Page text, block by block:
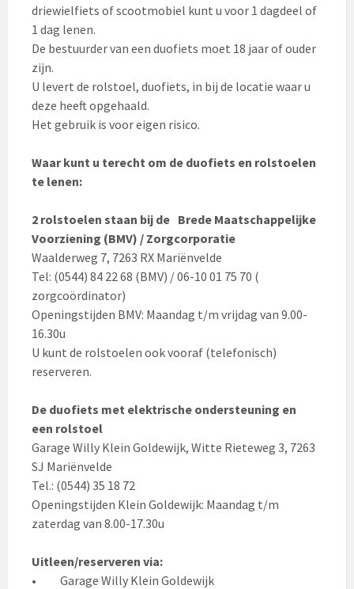
driewielfiets of scootmobiel kunt u voor 1 dagdeel of
1 dag lenen.
De bestuurder van een duofiets moet 18 jaar of ouder
zijn.
U levert de rolstoel, duofiets, in bij de locatie waar u
deze heeft opgehaald.
Het gebruik is voor eigen risico.
Waar kunt u terecht om de duofiets en rolstoelen
te lenen:
2 rolstoelen staan bij de Brede Maatschappelijke
Voorziening (BMV) / Zorgcorporatie
Waalderweg 7, 7263 RX Mariënvelde
Tel: (0544) 84 22 68 (BMV) / 06-10 01 75 70 (
zorgcoördinator)
Openingstijden BMV: Maandag t/m vrijdag van 9.00-
16.30u
U kunt de rolstoelen ook vooraf (telefonisch)
reserveren.
De duofiets met elektrische ondersteuning en
een rolstoel
Garage Willy Klein Goldewijk, Witte Rieteweg 3, 7263
SJ Mariënvelde
Tel.: (0544) 35 18 72
Openingstijden Klein Goldewijk: Maandag t/m
zaterdag van 8.00-17.30u
Uitleen/reserveren via:
• Garage Willy Klein Goldewijk